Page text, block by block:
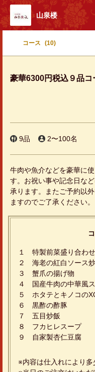
山泉楼
コース (10)
豪華6300円税込９品
9品 2〜100名
牛肉や魚介などを豪華に
す。お祝い事や記念日な
承ります。またご予約以
ますのでご了承ください。
１ 特製前菜盛り合わせ
２ 海老の紅白ソース
３ 蟹爪の揚げ物
４ 国産牛肉の中華風
５ ホタテとキノコの
６ 黒酢の酢豚
７ 五目炒飯
８ フカヒレスープ
９ 自家製杏仁豆腐
※内容は仕入れにより多